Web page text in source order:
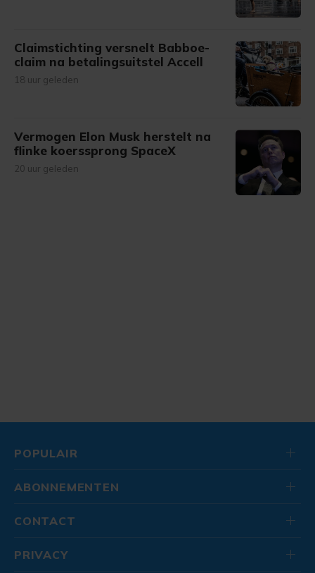
Claimstichting versnelt Babboe-
claim na betalingsuitstel Accell
18 uur geleden
Vermogen Elon Musk herstelt na
flinke koerssprong SpaceX
20 uur geleden
POPULAIR
ABONNEMENTEN
CONTACT
PRIVACY